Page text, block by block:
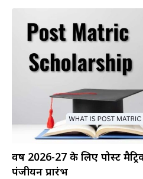
वर्ष 2026-27 के लिए पोस्ट
पंजीयन प्रारंभ